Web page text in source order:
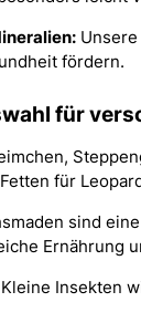
fördern.
für
für
sind
Ernährung
Kleine Insekten